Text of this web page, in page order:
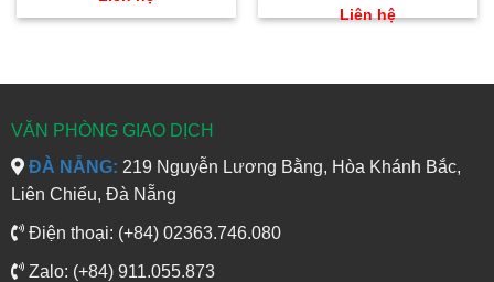
Liên hệ
VĂN PHÒNG GIAO DỊCH
ĐÀ NẴNG: 219 Nguyễn Lương Bằng, Hòa Khánh Bắc,
Liên Chiểu, Đà Nẵng
Điện thoại: (+84) 02363.746.080
Zalo: (+84) 911.055.873